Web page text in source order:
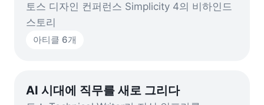
토스 디자인 컨퍼런스 Simplicity 4의 비하인드
스토리
아티클 6개
AI 시대에 직무를 새로 그리다